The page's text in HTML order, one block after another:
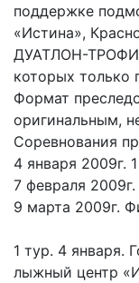
поддержке
«Истина»,
ДУАТЛОН-ТРОФИ
которых только
Формат
оригинальным,
Соревнования
4 января 2009г.
7 февраля
9 марта 2009г.
1 тур. 4 января.
лыжный центр